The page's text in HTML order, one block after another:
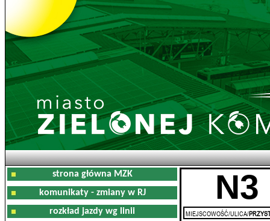
strona główna MZK
komunikaty - zmiany w RJ
rozkład jazdy wg linii
N3
MIEJSCOWOŚĆ/ULICA/